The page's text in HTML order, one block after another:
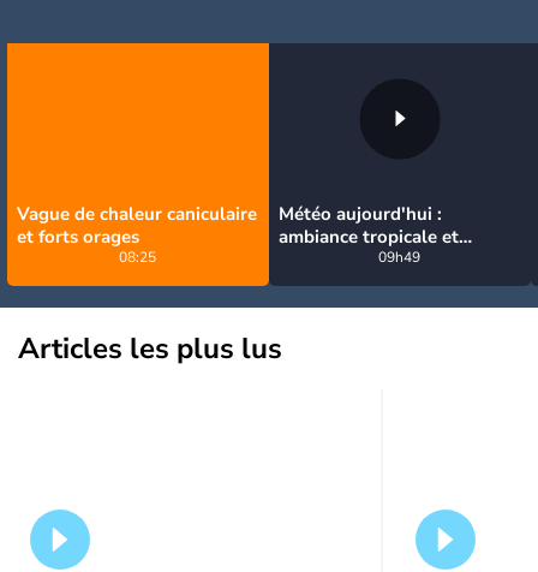
Vague de chaleur caniculaire
et forts orages
08:25
Météo aujourd'hui :
ambiance tropicale et
orageuse ce dimanche
09h49
Articles les plus lus